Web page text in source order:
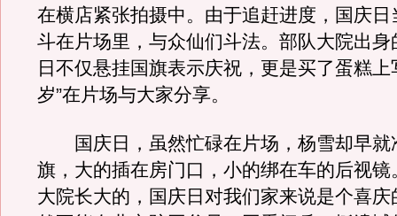
在横店紧张拍摄中。由于追赶进度，国庆日
斗在片场里，与众仙们斗法。部队大院出身
日不仅悬挂国旗表示庆祝，更是买了蛋糕上
岁”在片场与大家分享。
国庆日，虽然忙碌在片场，杨雪却早就
旗，大的插在房门口，小的绑在车的后视镜
大院长大的，国庆日对我们家来说是个喜庆